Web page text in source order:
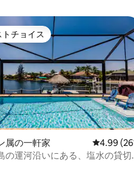
中4.99つ星の平均評価
のゲストチョイスです。
トチョイス
属の一軒家 レビュー
4.99
の運河沿いにある、塩水の貸切